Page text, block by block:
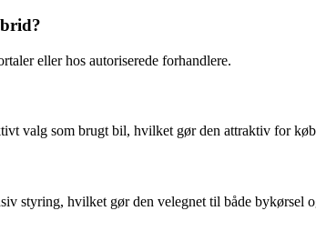
eller hos autoriserede forhandlere.
valg som brugt bil, hvilket gør den attraktiv for
styring, hvilket gør den velegnet til både bykørsel